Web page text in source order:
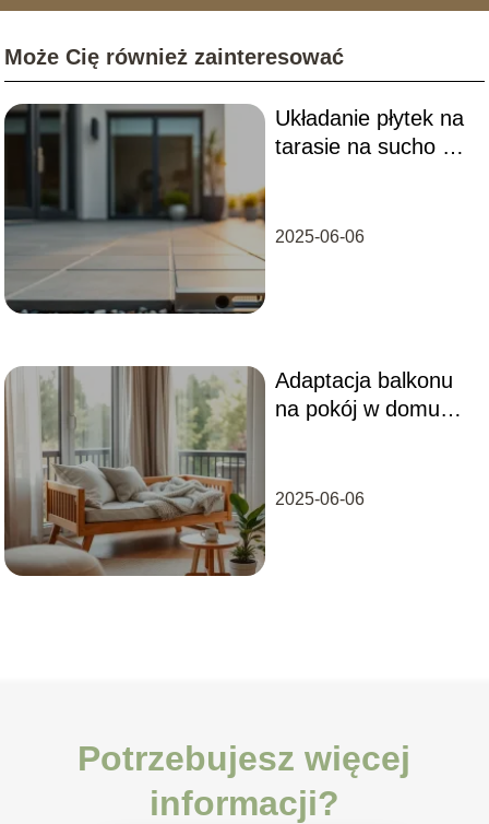
remonty trzeba powtarzać co dwa sezony. Analizuję
kompozytowych i systemów wentylowanych, po
tradycyjną ceramikę. Moim celem jest edukowanie
"instagramowy", ale przede wszystkim trwały,
bezpieczny i zgodny z przepisami wspólnot
mieszkaniowych.
Może Cię również zainteresować
Układanie płytek na
tarasie na sucho –
2025-06-06
Adaptacja balkonu
na pokój w domu
2025-06-06
Potrzebujesz więcej
informacji?